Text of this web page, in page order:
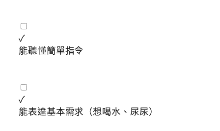
✓
能聽懂簡單指令
✓
能表達基本需求（想喝水、尿尿）